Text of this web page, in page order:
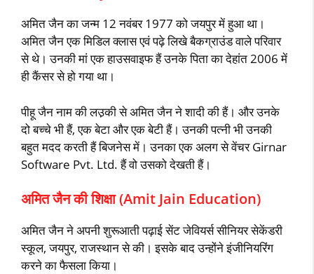
अमित जैन का जन्‍म 12 नवंबर 1977 को जयपुर में हुआ था।
अमित जैन एक मिडिल क्‍लास एवं पढ़े लिखे बैकग्राउंड वाले परिवार
से थे। उनकी मां एक हाउसवाइफ हैं उनके पिता का देहांत 2006 में
ही कैंसर से हो गया था।
पीहू जैन नाम की लउ़की से अमित जैन ने शादी की हैं। और उनके
दो बच्‍चे भी हैं, एक बेटा और एक बेटी हैं। उनकी पत्‍नी भी उनकी
बहुत मदद करती हैं बिजनेस में। उनका एक अलग से वेंचर Girnar
Software Pvt. Ltd. हैं वो उसको देखती हैं।
अमित जैन की शिक्षा (Amit Jain Education)
अमित जैन ने अपनी शुरूआती पढ़ाई सेंट जेवियर्स सीनियर सेकेंडरी
स्‍कूल, जयपुर, राजस्‍थान से की। इसके बाद उन्‍होंने इंजीनियरिंग
करने का फैसला किया।